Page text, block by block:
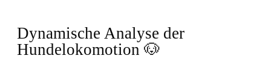
Dynamische Analyse der
Hundelokomotion 🐶